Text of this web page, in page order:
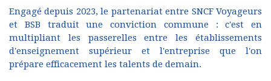
Engagé depuis 2023, le partenariat entre SNCF Voyageurs
et BSB traduit une conviction commune : c'est en
multipliant les passerelles entre les établissements
d'enseignement supérieur et l'entreprise que l'on
prépare efficacement les talents de demain.